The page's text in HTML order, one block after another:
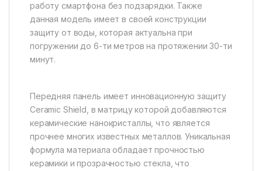
работу смартфона без подзарядки. Также
данная модель имеет в своей конструкции
защиту от воды, которая актуальна при
погружении до 6-ти метров на протяжении 30-ти
минут.
Передняя панель имеет инновационную защиту
Ceramic Shield, в матрицу которой добавляются
керамические нанокристаллы, что является
прочнее многих известных металлов. Уникальная
формула материала обладает прочностью
керамики и прозрачностью стекла, что